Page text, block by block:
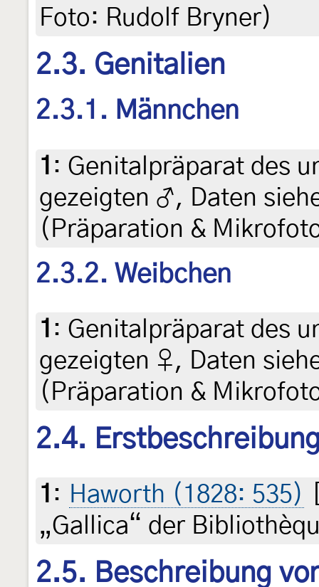
Foto: Rudolf Bryner)
2.3. Genitalien
2.3.1. Männchen
1 : Genitalpräparat des
gezeigten ♂, Daten
(Präparation &
2.3.2. Weibchen
1 : Genitalpräparat des
gezeigten ♀, Daten
(Präparation &
2.4.
1 : Haworth (1828: 535)
„Gallica“ der
2.5. Beschreibung